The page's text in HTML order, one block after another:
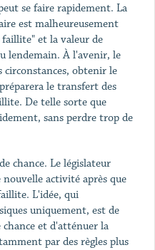
se faire rapidement. La
est malheureusement
et la valeur de
lendemain. À l'avenir, le
circonstances, obtenir le
le transfert des
De telle sorte que
sans perdre trop de
chance. Le législateur
activité après que
L'idée, qui
uniquement, est de
chance et d'atténuer la
par des règles plus